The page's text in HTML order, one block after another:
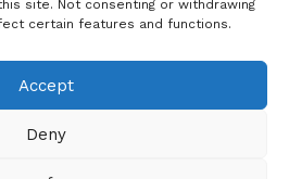
site. Not consenting or withdrawing
certain features and functions.
Accept
Deny